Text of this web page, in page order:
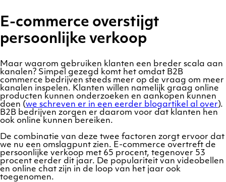
E-commerce overstijgt
persoonlijke verkoop
Maar waarom gebruiken klanten een breder scala aan
kanalen? Simpel gezegd komt het omdat B2B
commerce bedrijven steeds meer op de vraag om meer
kanalen inspelen. Klanten willen namelijk graag online
producten kunnen onderzoeken en aankopen kunnen
doen (we schreven er in een eerder blogartikel al over).
B2B bedrijven zorgen er daarom voor dat klanten hen
ook online kunnen bereiken.
De combinatie van deze twee factoren zorgt ervoor dat
we nu een omslagpunt zien. E-commerce overtreft de
persoonlijke verkoop met 65 procent, tegenover 53
procent eerder dit jaar. De populariteit van videobellen
en online chat zijn in de loop van het jaar ook
toegenomen.